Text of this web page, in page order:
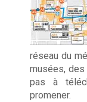
réseau du
musées,
pas à
promener.